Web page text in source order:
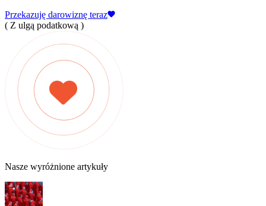
Przekazuję darowiznę teraz
( Z ulgą podatkową )
Nasze wyróżnione artykuły